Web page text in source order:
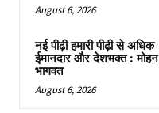
August 6, 2026
नई पीढ़ी हमारी पीढ़ी से अधिक
ईमानदार और देशभक्त : मोहन
भागवत
August 6, 2026